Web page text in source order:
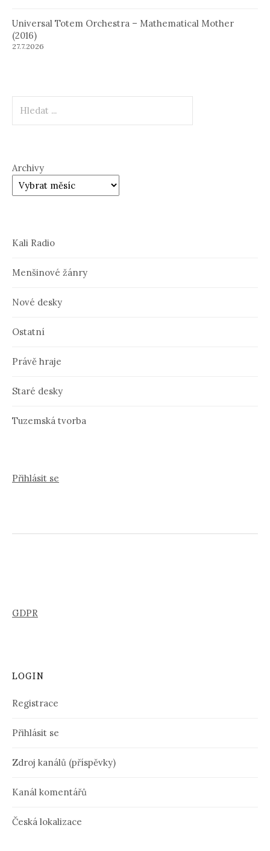
Universal Totem Orchestra – Mathematical Mother
(2016)
27.7.2026
Archivy
Kali Radio
Menšinové žánry
Nové desky
Ostatní
Právě hraje
Staré desky
Tuzemská tvorba
Přihlásit se
GDPR
LOGIN
Registrace
Přihlásit se
Zdroj kanálů (příspěvky)
Kanál komentářů
Česká lokalizace